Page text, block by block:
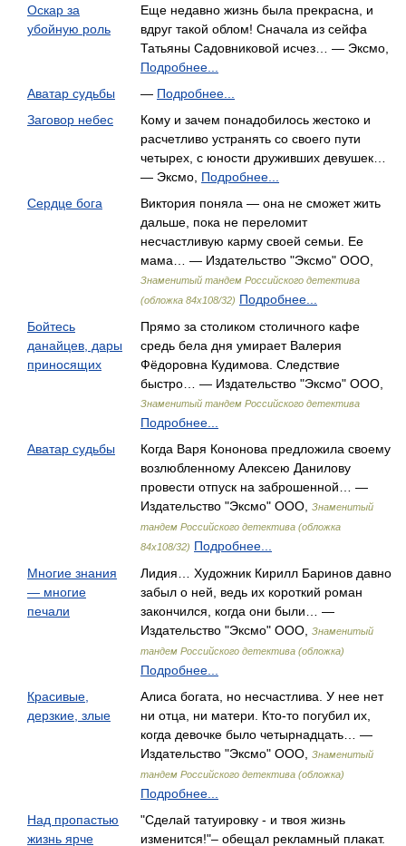
Оскар за
убойную роль
Еще недавно жизнь была прекрасна, и
вдруг такой облом! Сначала из сейфа
Татьяны Садовниковой исчез… — Эксмо,
Подробнее...
Аватар судьбы
— Подробнее...
Заговор небес
Кому и зачем понадобилось жестоко и
расчетливо устранять со своего пути
четырех, с юности друживших девушек…
— Эксмо, Подробнее...
Сердце бога
Виктория поняла — она не сможет жить
дальше, пока не переломит
несчастливую карму своей семьи. Ее
мама… — Издательство "Эксмо" ООО,
Знаменитый тандем Российского детектива
(обложка 84х108/32) Подробнее...
Бойтесь
данайцев, дары
приносящих
Прямо за столиком столичного кафе
средь бела дня умирает Валерия
Фёдоровна Кудимова. Следствие
быстро… — Издательство "Эксмо" ООО,
Знаменитый тандем Российского детектива
Подробнее...
Аватар судьбы
Когда Варя Кононова предложила своему
возлюбленному Алексею Данилову
провести отпуск на заброшенной… —
Издательство "Эксмо" ООО,
Знаменитый
тандем Российского детектива (обложка
84х108/32) Подробнее...
Многие знания
— многие
печали
Лидия… Художник Кирилл Баринов давно
забыл о ней, ведь их короткий роман
закончился, когда они были… —
Издательство "Эксмо" ООО,
Знаменитый
тандем Российского детектива (обложка)
Подробнее...
Красивые,
дерзкие, злые
Алиса богата, но несчастлива. У нее нет
ни отца, ни матери. Кто-то погубил их,
когда девочке было четырнадцать… —
Издательство "Эксмо" ООО,
Знаменитый
тандем Российского детектива (обложка)
Подробнее...
Над пропастью
жизнь ярче
"Сделай татуировку - и твоя жизнь
изменится!"– обещал рекламный плакат.